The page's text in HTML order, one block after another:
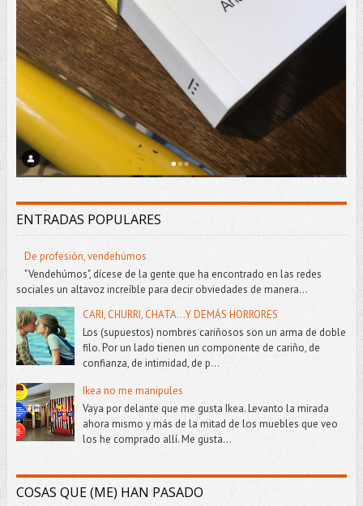
ENTRADAS POPULARES
De profesión, vendehúmos
"Vendehúmos", dícese de la gente que ha encontrado en las redes
sociales un altavoz increíble para decir obviedades de manera...
CARI, CHURRI, CHATA...Y DEMÁS HORRORES
Los (supuestos) nombres cariñosos son un arma de doble
filo. Por un lado tienen un componente de cariño, de
confianza, de intimidad, de p...
Ikea no me manipules
Vaya por delante que me gusta Ikea. Levanto la mirada
ahora mismo y más de la mitad de los muebles que veo
los he comprado allí. Me gusta...
COSAS QUE (ME) HAN PASADO